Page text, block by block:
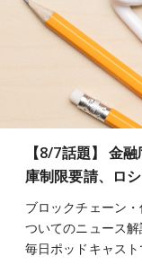
【8/7話題】 金
庫制限要請、ロ
ブロックチェーン
ついてのニュース
毎日ポッドキャス